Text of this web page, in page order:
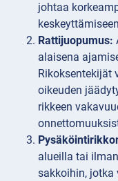
johtaa
Rattijuopumus:
alaisena
Rikoksentekijät
oikeuden
rikkeen
alueilla tai
sakkoihin, jotka